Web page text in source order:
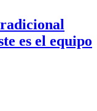
es el equipo